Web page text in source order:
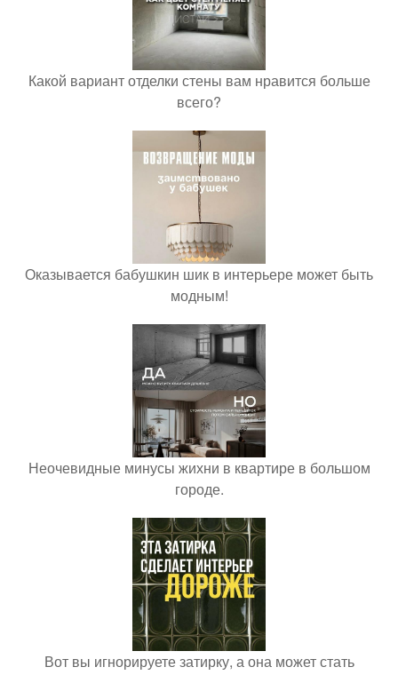
Какой вариант отделки стены вам нравится больше
всего?
Оказывается бабушкин шик в интерьере может быть
модным!
Неочевидные минусы жихни в квартире в большом
городе.
Вот вы игнорируете затирку, а она может стать